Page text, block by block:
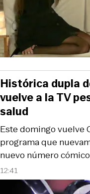
12:41
Este domingo vuelve
programa que
nuevo número
Histórica dupla
vuelve a la TV
salud